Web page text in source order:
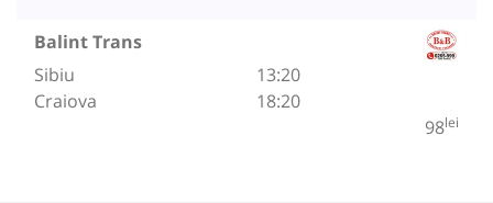
Balint Trans
Sibiu
Craiova
13:20
18:20
98lei